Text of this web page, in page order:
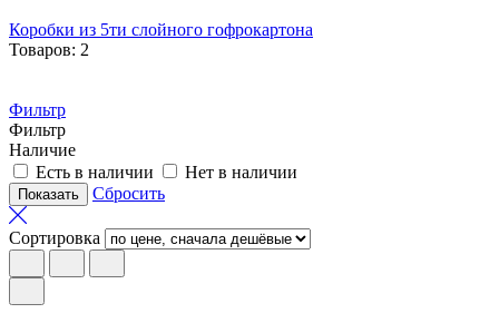
Коробки из 5ти слойного гофрокартона
Товаров: 2
Фильтр
Фильтр
Наличие
Есть в наличии
Нет в наличии
Сбросить
Сортировка